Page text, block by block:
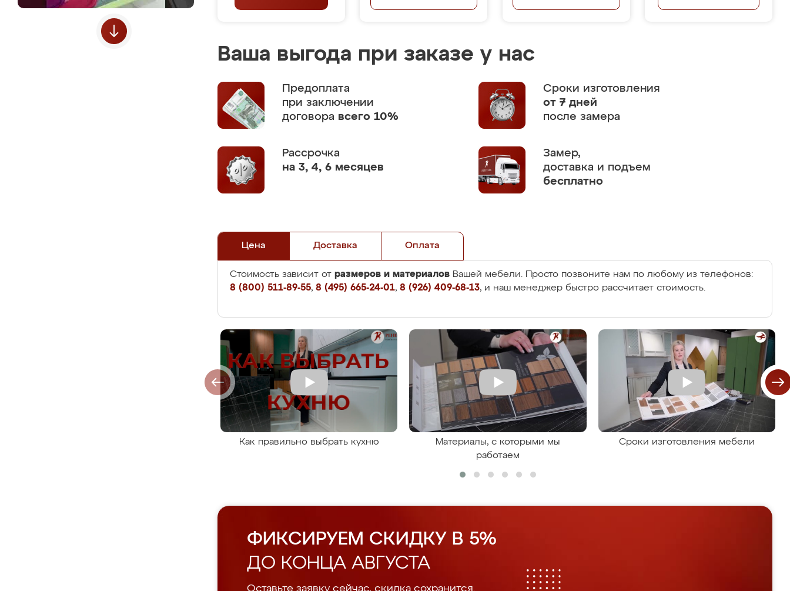
Ваша выгода при заказе у нас
Предоплата
при заключении
договора всего 10%
Сроки изготовления
от 7 дней
после замера
Рассрочка
на 3, 4, 6 месяцев
Замер,
доставка и подъем
бесплатно
Цена Доставка Оплата
Стоимость зависит от размеров и материалов Вашей мебели. Просто позвоните нам по любому из телефонов:
8 (800) 511-89-55, 8 (495) 665-24-01, 8 (926) 409-68-13, и наш менеджер быстро рассчитает стоимость.
Как правильно выбрать кухню
Материалы, с которыми мы
работаем
Сроки изготовления мебели
ФИКСИРУЕМ СКИДКУ В 5%
ДО КОНЦА АВГУСТА
Оставьте заявку сейчас, скидка сохранится.